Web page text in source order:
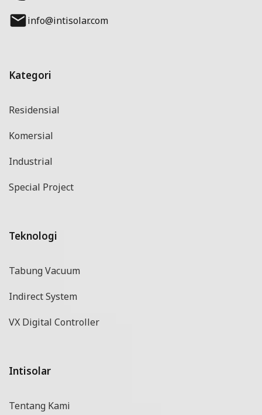
info@intisolar.com
Kategori
Residensial
Komersial
Industrial
Special Project
Teknologi
Tabung Vacuum
Indirect System
VX Digital Controller
Intisolar
Tentang Kami